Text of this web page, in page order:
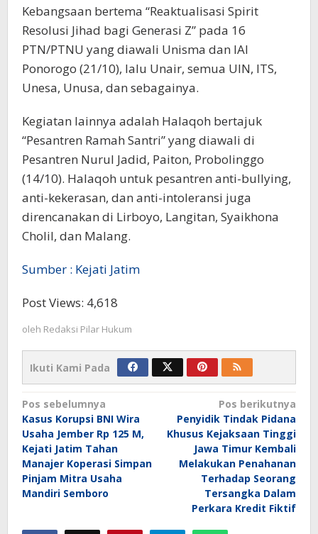
Kebangsaan bertema “Reaktualisasi Spirit
Resolusi Jihad bagi Generasi Z” pada 16
PTN/PTNU yang diawali Unisma dan IAI
Ponorogo (21/10), lalu Unair, semua UIN, ITS,
Unesa, Unusa, dan sebagainya.
Kegiatan lainnya adalah Halaqoh bertajuk
“Pesantren Ramah Santri” yang diawali di
Pesantren Nurul Jadid, Paiton, Probolinggo
(14/10). Halaqoh untuk pesantren anti-bullying,
anti-kekerasan, dan anti-intoleransi juga
direncanakan di Lirboyo, Langitan, Syaikhona
Cholil, dan Malang.
Sumber : Kejati Jatim
Post Views: 4,618
oleh Redaksi Pilar Hukum
Ikuti Kami Pada
Navigasi
pos
Pos sebelumnya
Kasus Korupsi BNI Wira
Usaha Jember Rp 125 M,
Kejati Jatim Tahan
Manajer Koperasi Simpan
Pinjam Mitra Usaha
Mandiri Semboro
Pos berikutnya
Penyidik Tindak Pidana
Khusus Kejaksaan Tinggi
Jawa Timur Kembali
Melakukan Penahanan
Terhadap Seorang
Tersangka Dalam
Perkara Kredit Fiktif